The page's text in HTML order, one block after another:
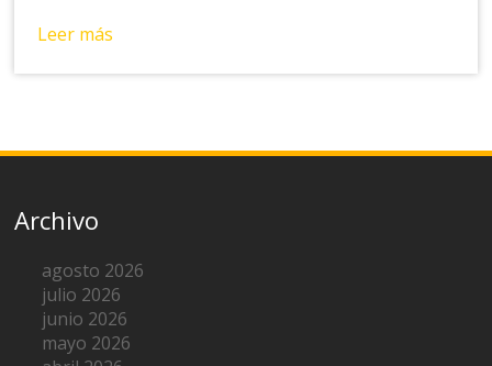
Leer más
Archivo
agosto 2026
julio 2026
junio 2026
mayo 2026